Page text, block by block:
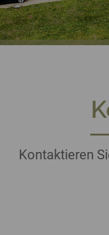
Kontaktieren